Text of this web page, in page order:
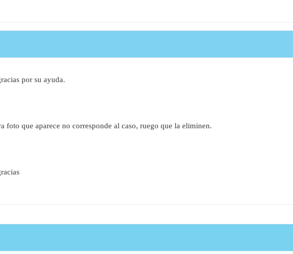
por su ayuda.
foto que aparece no corresponde al caso, ruego que la eliminen.